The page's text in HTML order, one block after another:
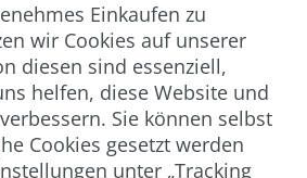
Abonnieren
handelt es sich um ein Pflichtfeld.
Einkaufen zu
wir Cookies auf unserer
diesen sind essenziell,
helfen, diese Website und
Sie können selbst
Cookies gesetzt werden
unter „Tracking